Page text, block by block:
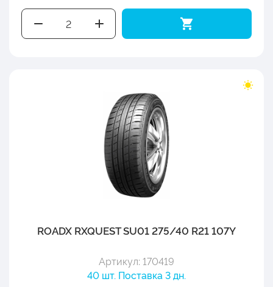
ROADX RXQUEST SU01 275/40 R21 107Y
Артикул: 170419
40 шт. Поставка 3 дн.